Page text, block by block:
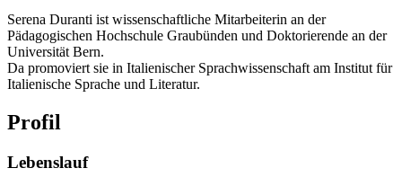
Serena Duranti ist wissenschaftliche Mitarbeiterin an der
Pädagogischen Hochschule Graubünden und Doktorierende an der
Universität Bern.
Da promoviert sie in Italienischer Sprachwissenschaft am Institut für
Italienische Sprache und Literatur.
Profil
Lebenslauf